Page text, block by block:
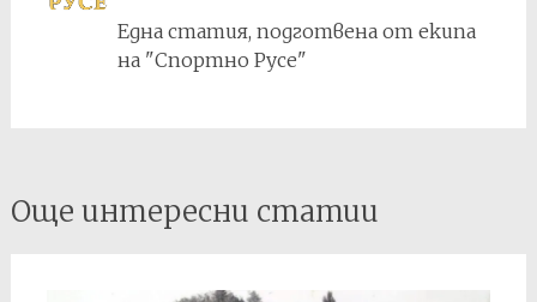
Една статия, подготвена от екипа
на "Спортно Русе"
Post
navigation
Още интересни статии